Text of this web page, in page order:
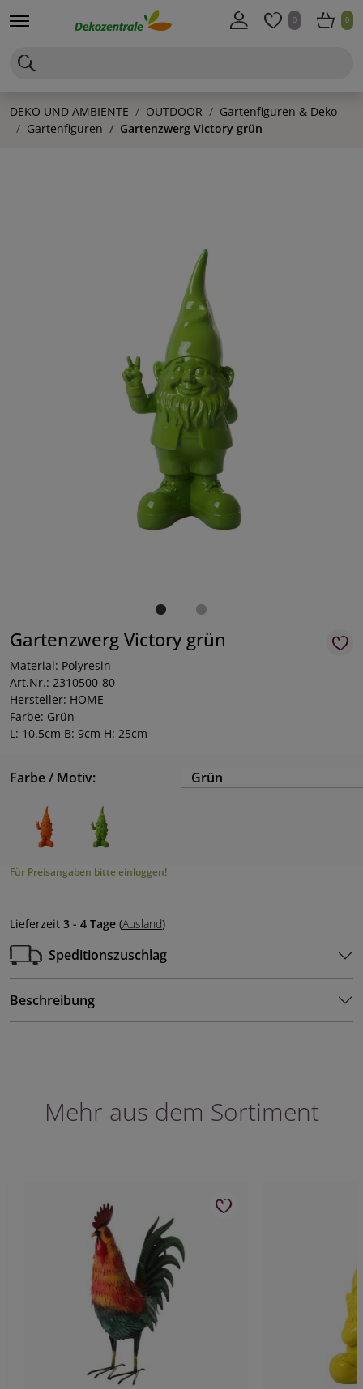
0 0
DEKO UND AMBIENTE OUTDOOR
Gartenfiguren & Deko
Gartenfiguren
Gartenzwerg Victory grün
Gartenzwerg Victory grün
Material: Polyresin
Art.Nr.: 2310500-80
Hersteller: HOME
Farbe: Grün
L: 10.5cm B: 9cm H: 25cm
Farbe / Motiv: Grün
Für Preisangaben bitte einloggen!
Lieferzeit 3 - 4 Tage (Ausland)
Speditionszuschlag
Beschreibung
Mehr aus dem Sortiment